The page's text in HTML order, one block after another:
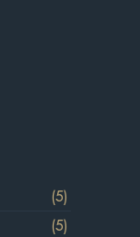
(5)
(5)